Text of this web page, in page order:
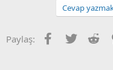
Cevap
Paylaş: Facebook
Twitter